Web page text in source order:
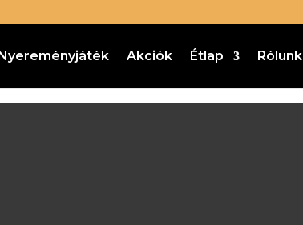
Akciók Étlap Rólunk